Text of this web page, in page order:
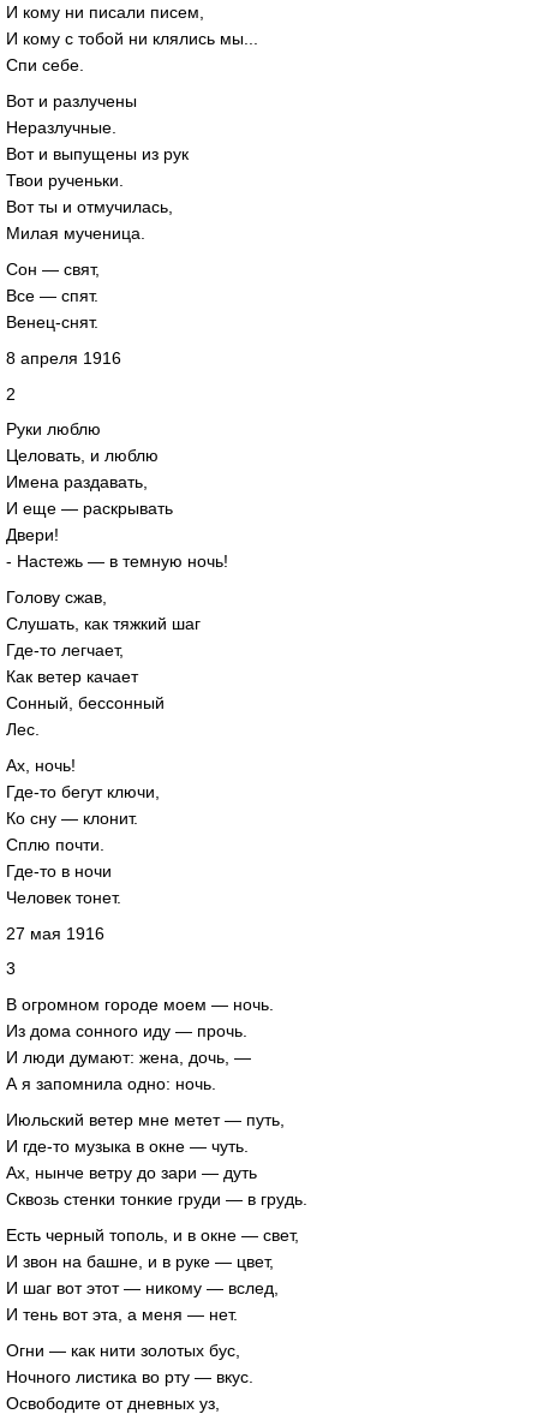
И кому ни писали писем,
И кому с тобой ни клялись мы...
Спи себе.
Вот и разлучены
Неразлучные.
Вот и выпущены из рук
Твои рученьки.
Вот ты и отмучилась,
Милая мученица.
Сон — свят,
Все — спят.
Венец-снят.
8 апреля 1916
2
Руки люблю
Целовать, и люблю
Имена раздавать,
И еще — раскрывать
Двери!
- Настежь — в темную ночь!
Голову сжав,
Слушать, как тяжкий шаг
Где-то легчает,
Как ветер качает
Сонный, бессонный
Лес.
Ах, ночь!
Где-то бегут ключи,
Ко сну — клонит.
Сплю почти.
Где-то в ночи
Человек тонет.
27 мая 1916
3
В огромном городе моем — ночь.
Из дома сонного иду — прочь.
И люди думают: жена, дочь, —
А я запомнила одно: ночь.
Июльский ветер мне метет — путь,
И где-то музыка в окне — чуть.
Ах, нынче ветру до зари — дуть
Сквозь стенки тонкие груди — в грудь.
Есть черный тополь, и в окне — свет,
И звон на башне, и в руке — цвет,
И шаг вот этот — никому — вслед,
И тень вот эта, а меня — нет.
Огни — как нити золотых бус,
Ночного листика во рту — вкус.
Освободите от дневных уз,